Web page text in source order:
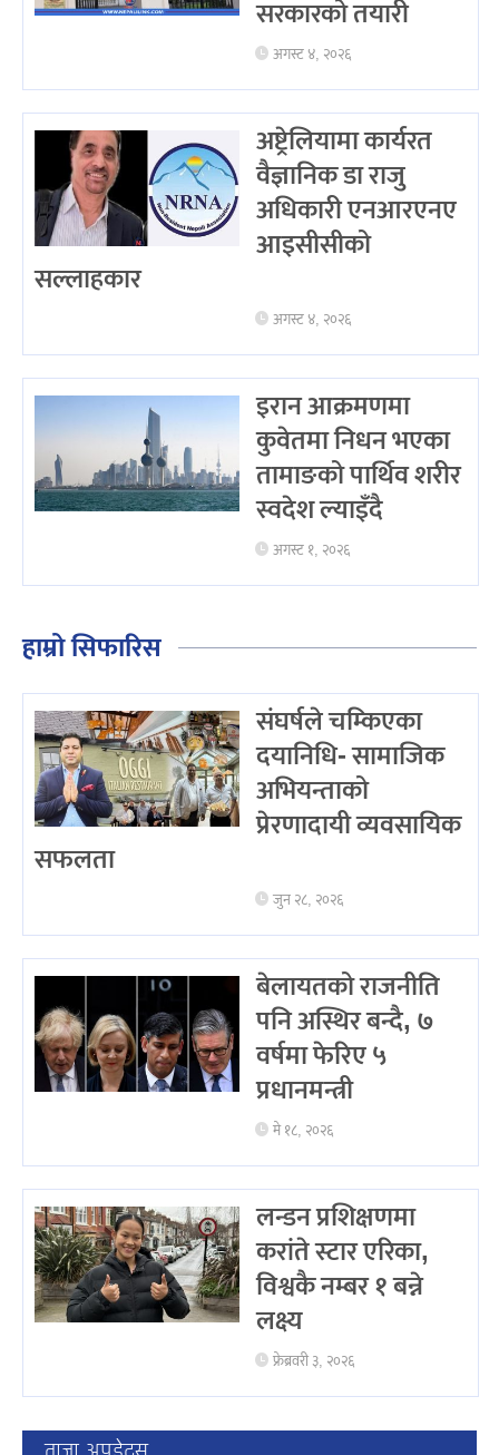
सरकारको तयारी
अगस्ट ४, २०२६
अष्ट्रेलियामा कार्यरत
वैज्ञानिक डा राजु
अधिकारी एनआरएनए
आइसीसीको
सल्लाहकार
अगस्ट ४, २०२६
इरान आक्रमणमा
कुवेतमा निधन भएका
तामाङको पार्थिव शरीर
स्वदेश ल्याइँदै
अगस्ट १, २०२६
हाम्रो सिफारिस
संघर्षले चम्किएका
दयानिधि- सामाजिक
अभियन्ताको
प्रेरणादायी व्यवसायिक
सफलता
जुन २८, २०२६
बेलायतको राजनीति
पनि अस्थिर बन्दै, ७
वर्षमा फेरिए ५
प्रधानमन्त्री
मे १८, २०२६
लन्डन प्रशिक्षणमा
करांते स्टार एरिका,
विश्वकै नम्बर १ बन्ने
लक्ष्य
फ्रेब्रवरी ३, २०२६